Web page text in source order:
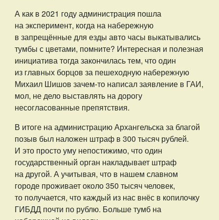
А как в 2021 году администрация пошла
на эксперимент, когда на набережную
в запрещённые для езды авто часы выкатывались
тумбы с цветами, помните? Интересная и полезная
инициатива тогда закончилась тем, что один
из главных борцов за пешеходную набережную
Михаил Шишов зачем-то написал заявление в ГАИ,
мол, не дело выставлять на дорогу
несогласованные препятствия.
В итоге на администрацию Архангельска за благой
позыв был наложен штраф в 300 тысяч рублей.
И это просто уму непостижимо, что один
государственный орган накладывает штраф
на другой. А учитывая, что в нашем славном
городе проживает около 350 тысяч человек,
то получается, что каждый из нас внёс в копилочку
ГИБДД почти по рублю. Больше тумб на